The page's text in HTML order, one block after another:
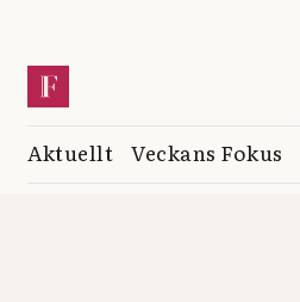
Aktuellt Veckans Fokus